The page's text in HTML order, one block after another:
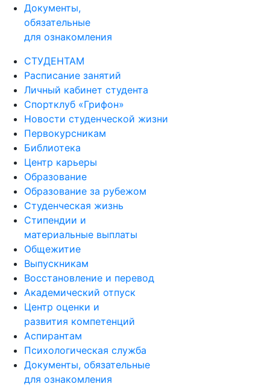
Документы,
обязательные
для ознакомления
СТУДЕНТАМ
Расписание занятий
Личный кабинет студента
Спортклуб «Грифон»
Новости студенческой жизни
Первокурсникам
Библиотека
Центр карьеры
Образование
Образование за рубежом
Студенческая жизнь
Стипендии и
материальные выплаты
Общежитие
Выпускникам
Восстановление и перевод
Академический отпуск
Центр оценки и
развития компетенций
Аспирантам
Психологическая служба
Документы, обязательные
для ознакомления